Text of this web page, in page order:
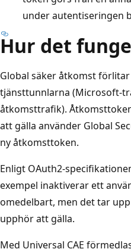
under autentiseringen
Hur det
Global säker åtkomst
tjänsttunnlarna (Microsoft-
åtkomsttrafik).
att gälla använder Global
ny åtkomsttoken.
Enligt OAuth2-
exempel inaktiverar ett
omedelbart, men det tar
upphör att gälla.
Med Universal CAE